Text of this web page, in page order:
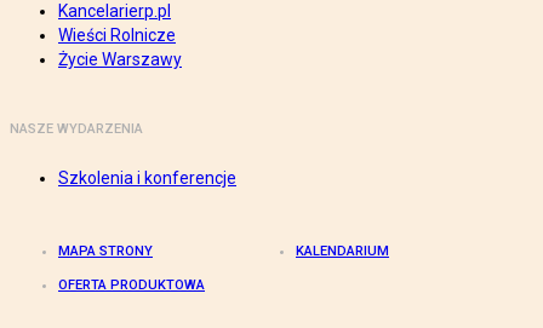
Kancelarierp.pl
Wieści Rolnicze
Życie Warszawy
NASZE WYDARZENIA
Szkolenia i konferencje
MAPA STRONY KALENDARIUM
OFERTA PRODUKTOWA